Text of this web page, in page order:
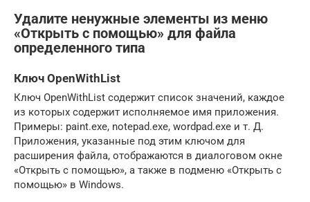
Удалите ненужные элементы из меню
«Открыть с помощью» для файла
определенного типа
Ключ OpenWithList
Ключ OpenWithList содержит список значений, каждое
из которых содержит исполняемое имя приложения.
Примеры: paint.exe, notepad.exe, wordpad.exe и т. Д.
Приложения, указанные под этим ключом для
расширения файла, отображаются в диалоговом окне
«Открыть с помощью», а также в подменю «Открыть с
помощью» в Windows.